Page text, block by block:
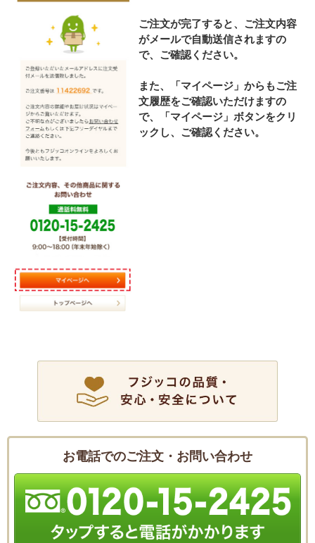
ご注文が完了すると、ご注文内容
がメールで自動送信されますの
で、ご確認ください。
また、「マイページ」からもご注
文履歴をご確認いただけますの
で、「マイページ」ボタンをクリ
ックし、ご確認ください。
お電話でのご注文・お問い合わせ